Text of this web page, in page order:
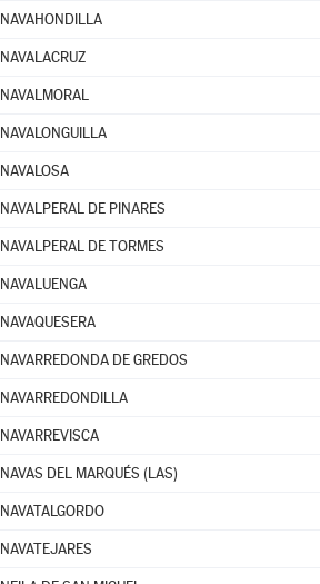
NAVAHONDILLA
NAVALACRUZ
NAVALMORAL
NAVALONGUILLA
NAVALOSA
NAVALPERAL DE PINARES
NAVALPERAL DE TORMES
NAVALUENGA
NAVAQUESERA
NAVARREDONDA DE GREDOS
NAVARREDONDILLA
NAVARREVISCA
NAVAS DEL MARQUÉS (LAS)
NAVATALGORDO
NAVATEJARES